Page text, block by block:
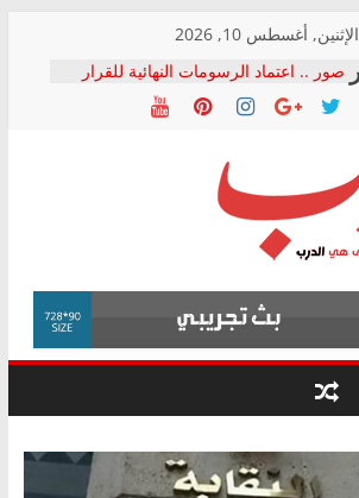
الإثنين, أغسطس 10, 2026
صور .. اعتماد الرسومات النهائية للقرار
الوزاري لمدينة الصحفيين.. وانتهاء أعمال
إنشاء المبنى الإداري
حرية تداول المعلومات للبرلمان خلال
الأسبوع الأخير لدور الانعقاد
نقيب الصحفيين يخاطب الوزراء
العام ضد مؤسسات تستغل المتدربين
حزب التحالف الشعبي يطلق لجنة “الحق
في الصحة” بالإسكندرية لرصد الانتهاكات
ودعم المرضى